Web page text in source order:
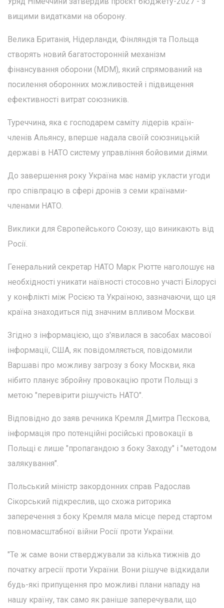
вищими видатками на оборону.
Велика Британія, Нідерланди, Фінляндія та Польща
створять новий багатосторонній механізм
фінансування оборони (MDM), який спрямований на
посилення оборонних можливостей і підвищення
ефективності витрат союзників.
Туреччина, яка є господарем саміту лідерів країн-
членів Альянсу, вперше надала своїй союзницькій
державі в НАТО систему управління бойовими діями.
До завершення року Україна має намір укласти угоди
про співпрацю в сфері дронів з семи країнами-
членами НАТО.
Виклики для Європейського Союзу, що виникають від
Росії.
Генеральний секретар НАТО Марк Рютте наголошує на
необхідності уникати наївності стосовно участі Білорусі
у конфлікті між Росією та Україною, зазначаючи, що ця
країна знаходиться під значним впливом Москви.
Згідно з інформацією, що з'явилася в засобах масової
інформації, США, як повідомляється, повідомили
Варшаві про можливу загрозу з боку Москви, яка
нібито планує збройну провокацію проти Польщі з
метою "перевірити рішучість НАТО".
Відповідно до заяв речника Кремля Дмитра Пєскова,
інформація про потенційні російські провокації в
Польщі є лише "пропагандою з боку Заходу" і "методом
залякування".
Польський міністр закордонних справ Радослав
Сікорський підкреслив, що схожа риторика
заперечення з боку Кремля мала місце перед стартом
повномасштабної війни Росії проти України.
"Те ж саме вони стверджували за кілька тижнів до
початку агресії проти України. Вони рішуче відкидали
будь-які припущення про можливі плани нападу на
нашу країну, так само як раніше заперечували, що